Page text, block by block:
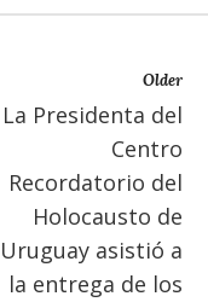
Older
La Presidenta del
Centro
Recordatorio del
Holocausto de
Uruguay asistió a
la entrega de los